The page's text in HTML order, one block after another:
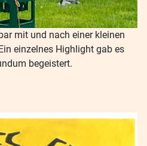
mit und nach einer kleinen
einzelnes Highlight gab es
begeistert.